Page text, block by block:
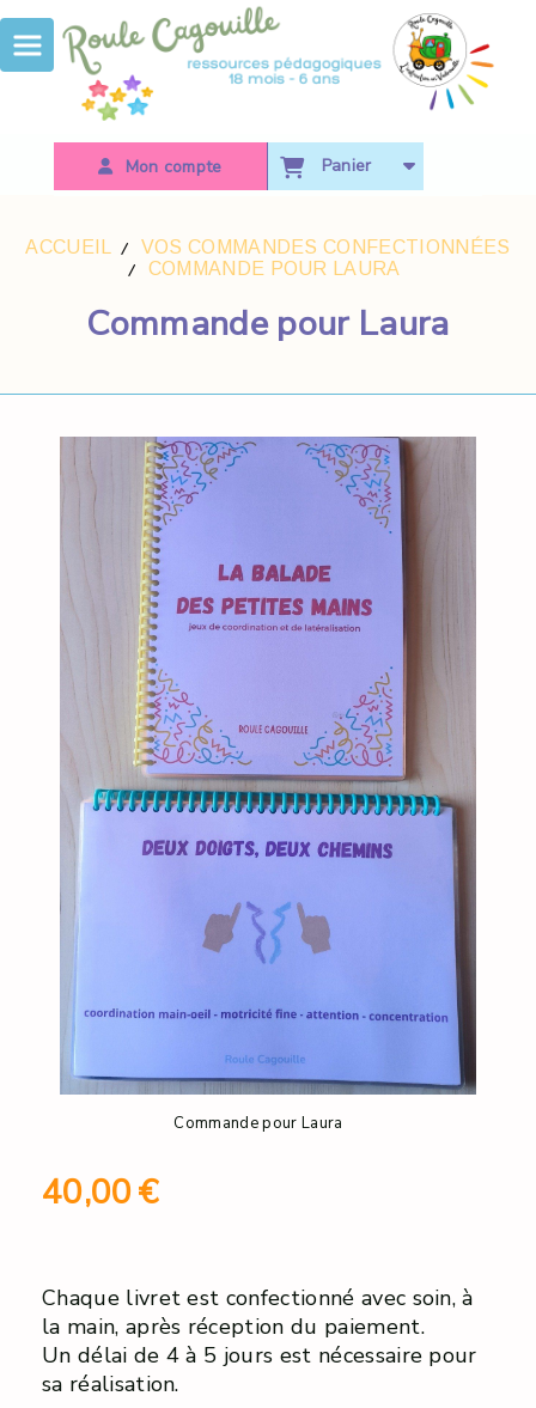
Mon compte Panier
ACCUEIL
VOS COMMANDES CONFECTIONNÉES
COMMANDE POUR LAURA
Commande pour Laura
Commande pour Laura
40,00€
Chaque livret est confectionné avec soin, à
la main, après réception du paiement.
Un délai de 4 à 5 jours est nécessaire pour
sa réalisation.
Panneau de gestion des cookies